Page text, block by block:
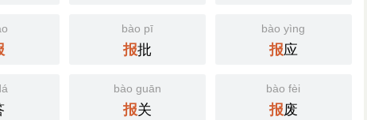
bào pī
报批
bào yìng
报应
bào guān
报关
bào fèi
报废